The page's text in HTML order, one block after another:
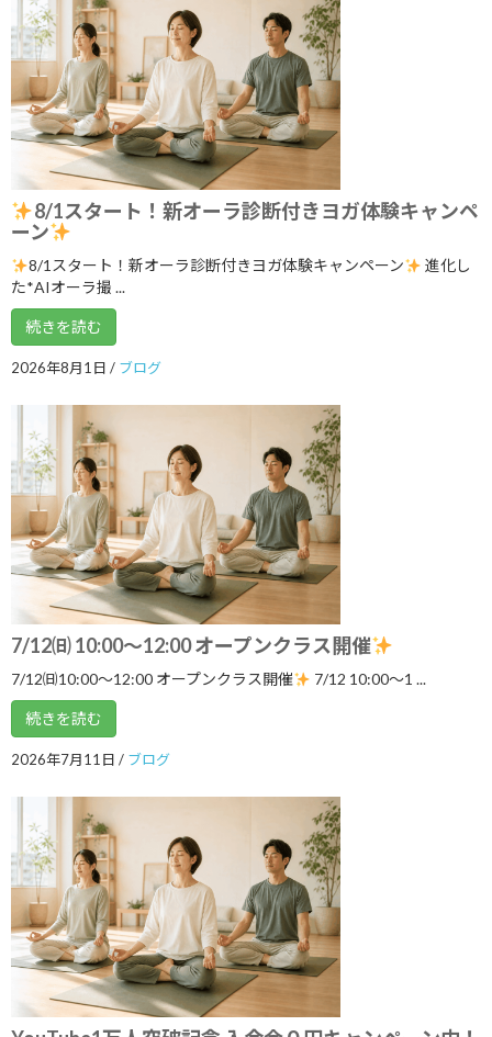
ブログ
YouTube1万人突破記念 入会金０円キャ
ンペーン中！
2026年7月5日
まだ間に合う！ワンコインでヨガ体験＆
チャクラバランスチェック
明日14日(日)「癒しマルシェ」開催しま
す
2026年6月13日
ブログ
3ボディ＆7チャクラ 特別トレーニングの
ご案内
2026年6月6日
ブログ
いよいよ明日5月１７日 ARIRANGイベ
ント開催します！
2026年5月16日
ブログ
ゴールデンウイークのリズム、整えませ
んか？
8/1スタート！新オーラ診断付きヨガ体験キャンペ
ーン
8/1スタート！新オーラ診断付きヨガ体験キャンペーン
進化し
た*AIオーラ撮 ...
続きを読む
2026年8月1日 / ブログ
7/12㈰ 10:00～12:00 オープンクラス開催
7/12㈰10:00～12:00 オープンクラス開催 7/12 10:00〜1 ...
続きを読む
2026年7月11日 / ブログ